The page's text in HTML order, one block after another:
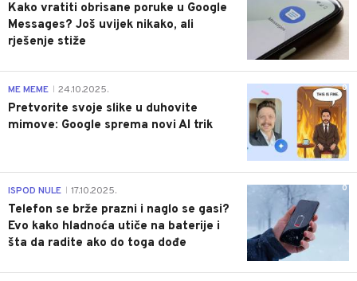
Kako vratiti obrisane poruke u Google
Messages? Još uvijek nikako, ali
rješenje stiže
0
ME MEME 24.10.2025.
Pretvorite svoje slike u duhovite
mimove: Google sprema novi AI trik
0
ISPOD NULE 17.10.2025.
Telefon se brže prazni i naglo se gasi?
Evo kako hladnoća utiče na baterije i
šta da radite ako do toga dođe